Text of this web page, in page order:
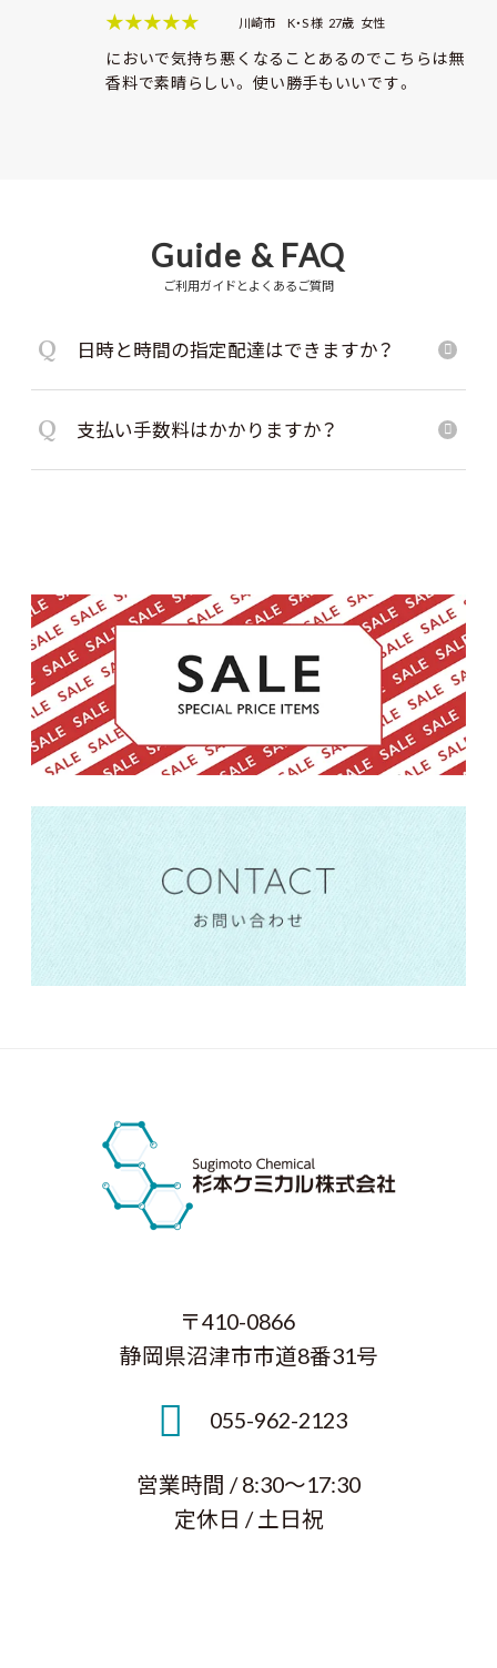
★★★★★
川崎市 K・S 様 27歳 女性
においで気持ち悪くなることあるのでこちらは無
香料で素晴らしい。 使い勝手もいいです。
Guide & FAQ
ご利用ガイドとよくあるご質問
Q 日時と時間の指定配達はできますか？
Q 支払い手数料はかかりますか？
〒410-0866
静岡県沼津市市道8番31号
055-962-2123
営業時間 / 8:30～17:30
定休日 / 土日祝